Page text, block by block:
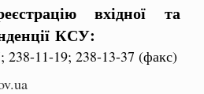
вхідної та
КСУ:
238-11-19; 238-13-37 (факс)